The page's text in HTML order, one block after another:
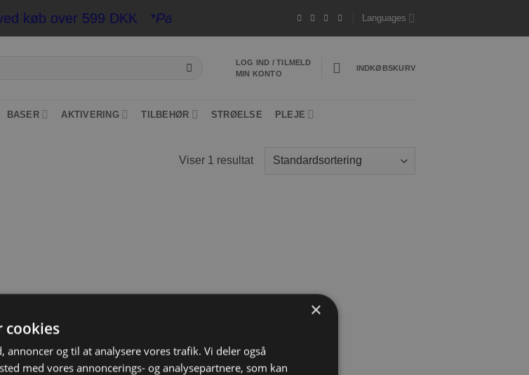
køb over 599 DKK*Pakkeshop op til 20 kg* - Hurtig levering 1-3 hverdage
Languages
LOG IND / TILMELD
MIN KONTO
INDKØBSKURV
BASER AKTIVERING TILBEHØR STRØELSE PLEJE
Viser 1 resultat
×
cookies
og til at analysere vores trafik. Vi deler også
med vores annoncerings- og analysepartnere, som kan